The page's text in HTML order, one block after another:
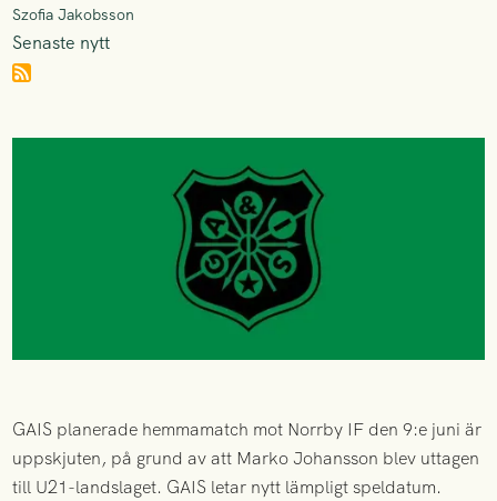
Szofia Jakobsson
Senaste nytt
GAIS planerade hemmamatch mot Norrby IF den 9:e juni är
uppskjuten, på grund av att Marko Johansson blev uttagen
till U21-landslaget. GAIS letar nytt lämpligt speldatum.